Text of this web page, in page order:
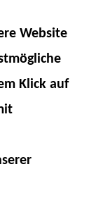
&
Website
Klick auf